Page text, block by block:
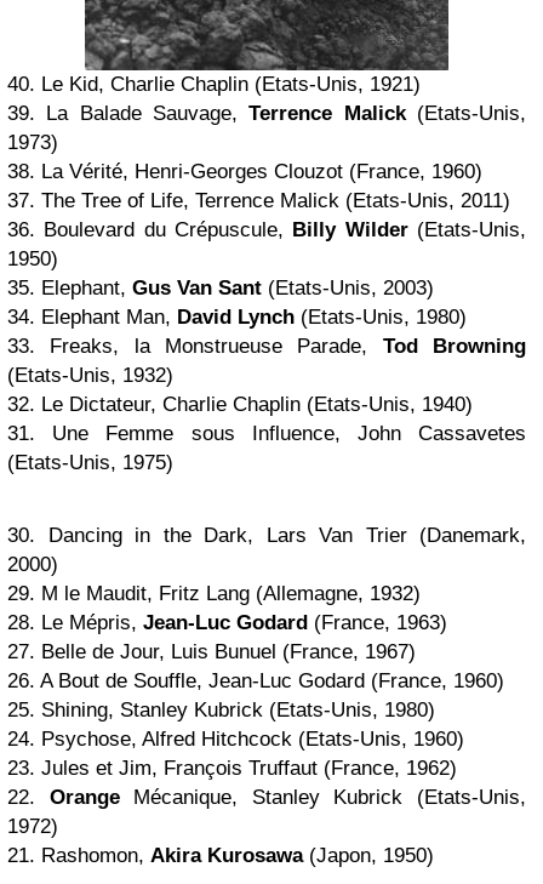
40. Le Kid, Charlie Chaplin (Etats-Unis, 1921)
39. La Balade Sauvage,Terrence Malick(Etats-Unis,
1973)
38. La Vérité, Henri-Georges Clouzot (France, 1960)
37. The Tree of Life, Terrence Malick (Etats-Unis, 2011)
36. Boulevard du Crépuscule, Billy Wilder(Etats-Unis,
1950)
35. Elephant, Gus Van Sant (Etats-Unis, 2003)
34. Elephant Man, David Lynch (Etats-Unis, 1980)
33. Freaks, la Monstrueuse Parade, Tod Browning
(Etats-Unis, 1932)
32. Le Dictateur, Charlie Chaplin (Etats-Unis, 1940)
31. Une Femme sous Influence, John Cassavetes
(Etats-Unis, 1975)
30. Dancing in the Dark, Lars Van Trier (Danemark,
2000)
29. M le Maudit, Fritz Lang (Allemagne, 1932)
28. Le Mépris, Jean-Luc Godard (France, 1963)
27. Belle de Jour, Luis Bunuel (France, 1967)
26. A Bout de Souffle, Jean-Luc Godard (France, 1960)
25. Shining, Stanley Kubrick (Etats-Unis, 1980)
24. Psychose, Alfred Hitchcock (Etats-Unis, 1960)
23. Jules et Jim, François Truffaut (France, 1962)
22. OrangeMécanique, Stanley Kubrick (Etats-Unis,
1972)
21. Rashomon, Akira Kurosawa(Japon, 1950)